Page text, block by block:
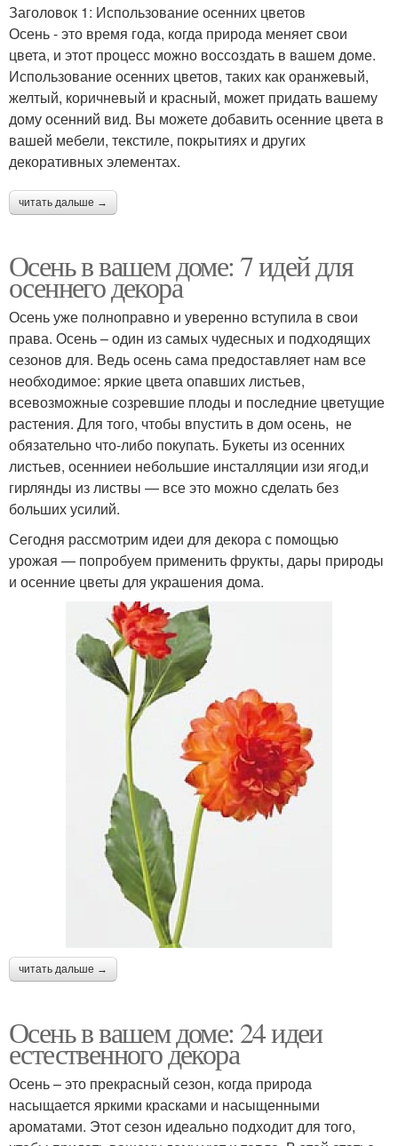
Заголовок 1: Использование осенних цветов
Осень - это время года, когда природа меняет свои
цвета, и этот процесс можно воссоздать в вашем доме.
Использование осенних цветов, таких как оранжевый,
желтый, коричневый и красный, может придать вашему
дому осенний вид. Вы можете добавить осенние цвета в
вашей мебели, текстиле, покрытиях и других
декоративных элементах.
читать дальше →
Осень в вашем доме: 7 идей для
осеннего декора
Осень уже полноправно и уверенно вступила в свои
права. Осень – один из самых чудесных и подходящих
сезонов для. Ведь осень сама предоставляет нам все
необходимое: яркие цвета опавших листьев,
всевозможные созревшие плоды и последние цветущие
растения. Для того, чтобы впустить в дом осень, не
обязательно что-либо покупать. Букеты из осенних
листьев, осенниеи небольшие инсталляции изи ягод,и
гирлянды из листвы — все это можно сделать без
больших усилий.
Сегодня рассмотрим идеи для декора с помощью
урожая — попробуем применить фрукты, дары природы
и осенние цветы для украшения дома.
читать дальше →
Осень в вашем доме: 24 идеи
естественного декора
Осень – это прекрасный сезон, когда природа
насыщается яркими красками и насыщенными
ароматами. Этот сезон идеально подходит для того,